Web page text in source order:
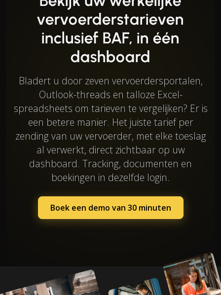
vervoerderstarieven
inclusief BAF, in één
dashboard
Bladert u door zeven vervoerdersportalen,
Outlook-threads en talloze Excel-
spreadsheets om tarieven te vergelijken? Er is
een betere manier. Het juiste tarief per
zending van uw vervoerder, met elke toeslag
al verwerkt, direct zichtbaar op uw
dashboard. Tracking, documenten en
boekingen in dezelfde login.
Boek een demo van 30 minuten